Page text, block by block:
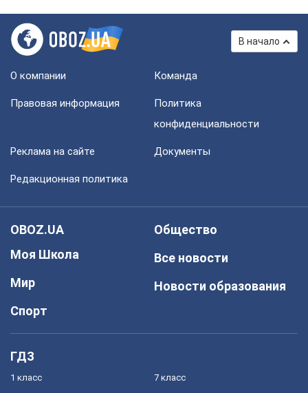
В начало
О компании Команда
Правовая информация
Политика
конфиденциальности
Реклама на сайте Документы
Редакционная политика
OBOZ.UA
Моя Школа
Мир
Спорт
Общество
Все новости
Новости образования
ГДЗ
1 класс 7 класс